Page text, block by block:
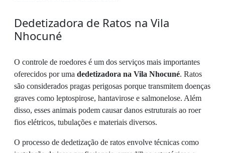
Dedetizadora de Ratos na Vila
Nhocuné
O controle de roedores é um dos serviços mais importantes
oferecidos por uma dedetizadora na Vila Nhocuné. Ratos
são considerados pragas perigosas porque transmitem doenças
graves como leptospirose, hantavirose e salmonelose. Além
disso, esses animais podem causar danos estruturais ao roer
fios elétricos, tubulações e materiais diversos.
O processo de dedetização de ratos envolve técnicas como